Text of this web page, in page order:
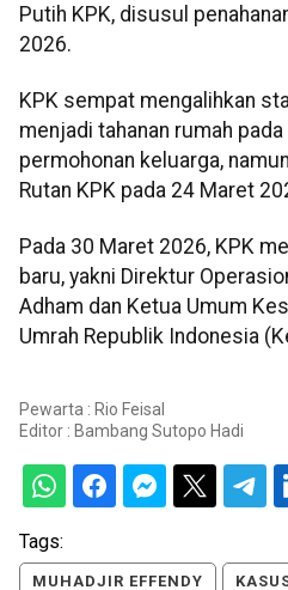
Putih KPK, disusul
2026.
KPK sempat mengalihkan
menjadi tahanan rumah
permohonan keluarga,
Rutan KPK pada 24 Maret
Pada 30 Maret 2026, KPK
baru, yakni Direktur
Adham dan Ketua Umum
Umrah Republik Indonesia
Pewarta : Rio Feisal
Editor : Bambang Sutopo Hadi
Tags:
MUHADJIR EFFENDY